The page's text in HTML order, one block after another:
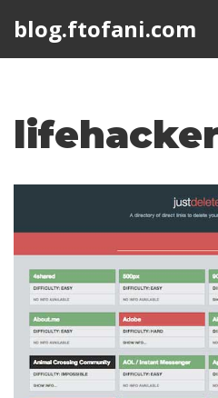
blog.ftofani.com
lifehacker